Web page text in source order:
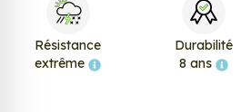
Résistance
extrême
Durabilité
8 ans